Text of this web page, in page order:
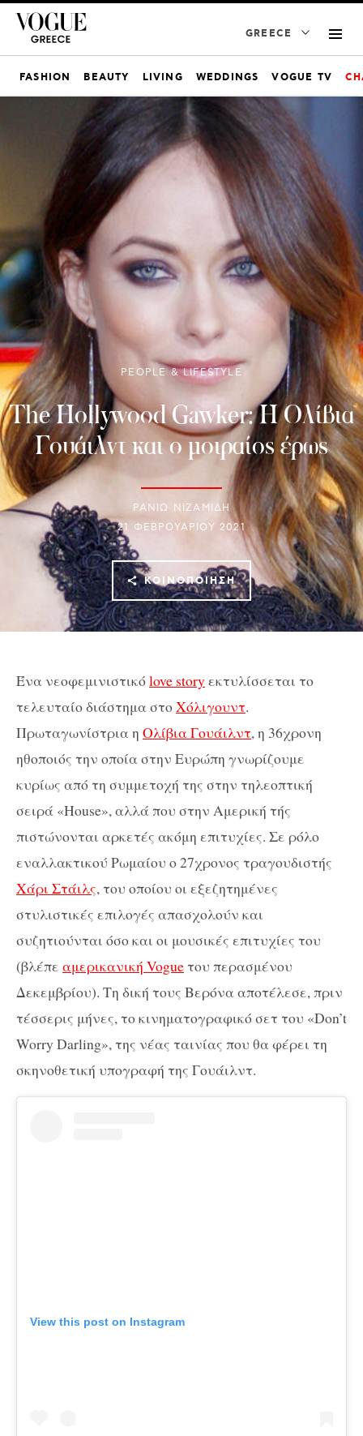
GREECE
FASHION BEAUTY LIVING WEDDINGS VOGUE TV
PEOPLE & LIFESTYLE
The Hollywood Gawker: Η Ολίβια
Γουάιλντ και ο μοιραίος έρως
ΡΑΝΙΏ ΝΙΖΑΜΊΔΗ
21 ΦΕΒΡΟΥΑΡΊΟΥ 2021
ΚΟΙΝΟΠΟΊΗΣΗ
Ένα νεοφεμινιστικόlove storyεκτυλίσσεται το
τελευταίο διάστημα στοΧόλιγουντ.
Πρωταγωνίστρια η Ολίβια Γουάιλντ, η 36χρονη
ηθοποιός την οποία στην Ευρώπη γνωρίζουμε
κυρίως από τη συμμετοχή της στην τηλεοπτική
σειρά «House», αλλά που στην Αμερική τής
πιστώνονται αρκετές ακόμη επιτυχίες. Σε ρόλο
εναλλακτικού Ρωμαίου ο 27χρονος τραγουδιστής
Χάρι Στάιλς, του οποίου οι εξεζητημένες
στυλιστικές επιλογές απασχολούν και
συζητιούνται όσο και οι μουσικές επιτυχίες του
(βλέπε αμερικανική Vogueτου περασμένου
Δεκεμβρίου). Τη δική τους Βερόνα αποτέλεσε, πριν
τέσσερις μήνες, το κινηματογραφικό σετ του «Don’t
Worry Darling», της νέας ταινίας που θα φέρει τη
σκηνοθετική υπογραφή της Γουάιλντ.
View this post on Instagram